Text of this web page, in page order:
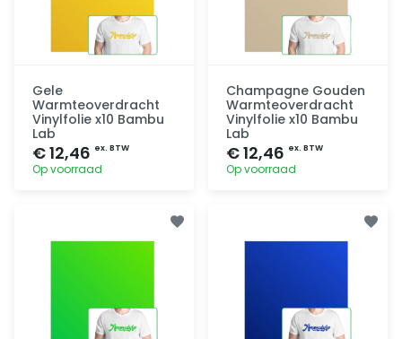
Gele
Warmteoverdracht
Vinylfolie x10 Bambu
Lab
€ 12,46 ex. BTW
Op voorraad
Champagne Gouden
Warmteoverdracht
Vinylfolie x10 Bambu
Lab
€ 12,46 ex. BTW
Op voorraad